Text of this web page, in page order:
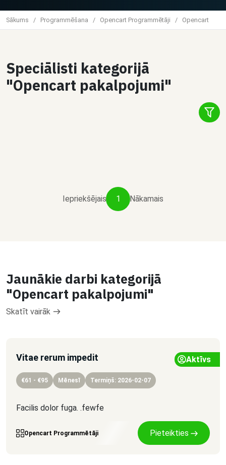
Sākums / Programmēšana / Opencart Programmētāji / Opencart
Speciālisti kategorijā
"Opencart pakalpojumi"
Iepriekšējais 1 Nākamais
Jaunākie darbi kategorijā
"Opencart pakalpojumi"
Skatīt vairāk
Vitae rerum impedit Aktīvs
€61 - €95 Mēnesī Termiņš: 2026-02-07
Facilis dolor fuga. .fewfe
Opencart Programmētāji Pieteikties